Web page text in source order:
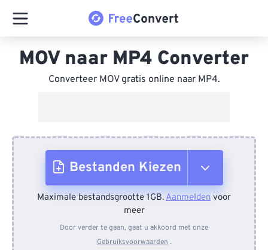
MOV naar MP4 Converter
Converteer MOV gratis online naar MP4.
Bestanden Kiezen
Van apparaat
Maximale bestandsgrootte 1GB.Aanmelden voor
meer
Door verder te gaan, gaat u akkoord met onze
Gebruiksvoorwaarden .